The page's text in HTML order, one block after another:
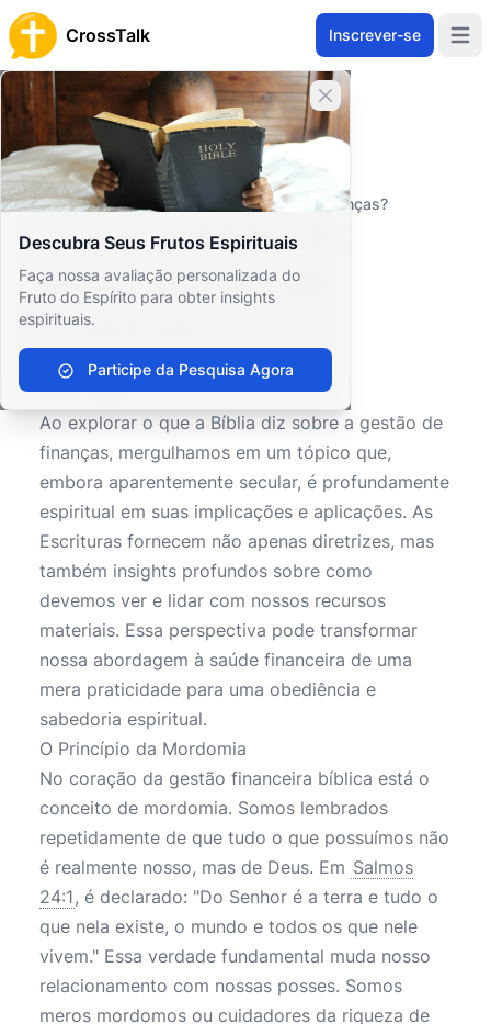
CrossTalk Inscrever-se
Fechar banner
Descubra Seus Frutos Espirituais
Faça nossa avaliação personalizada do
Fruto do Espírito para obter insights
espirituais.
Participe da Pesquisa Agora
Home
Arquivo de Perguntas
Saúde e Estilo de Vida
Escolhas de Estilo de Vida
O que a Bíblia diz sobre gerenciar finanças?
O que a Bíblia diz
sobre gerenciar
finanças?
0 0 319
Ao explorar o que a Bíblia diz sobre a gestão de
finanças, mergulhamos em um tópico que,
embora aparentemente secular, é profundamente
espiritual em suas implicações e aplicações. As
Escrituras fornecem não apenas diretrizes, mas
também insights profundos sobre como
devemos ver e lidar com nossos recursos
materiais. Essa perspectiva pode transformar
nossa abordagem à saúde financeira de uma
mera praticidade para uma obediência e
sabedoria espiritual.
O Princípio da Mordomia
No coração da gestão financeira bíblica está o
conceito de mordomia. Somos lembrados
repetidamente de que tudo o que possuímos não
é realmente nosso, mas de Deus. Em Salmos
24:1, é declarado: "Do Senhor é a terra e tudo o
que nela existe, o mundo e todos os que nele
vivem." Essa verdade fundamental muda nosso
relacionamento com nossas posses. Somos
meros mordomos ou cuidadores da riqueza de